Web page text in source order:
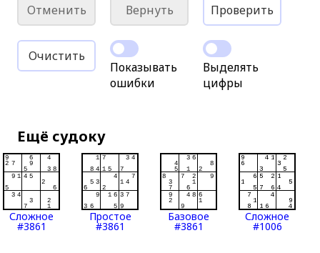
Отменить Вернуть Проверить
Очистить
Показывать
ошибки
Выделять
цифры
Ещё судоку
Сложное
#3861
Простое
#3861
Базовое
#3861
Сложное
#1006